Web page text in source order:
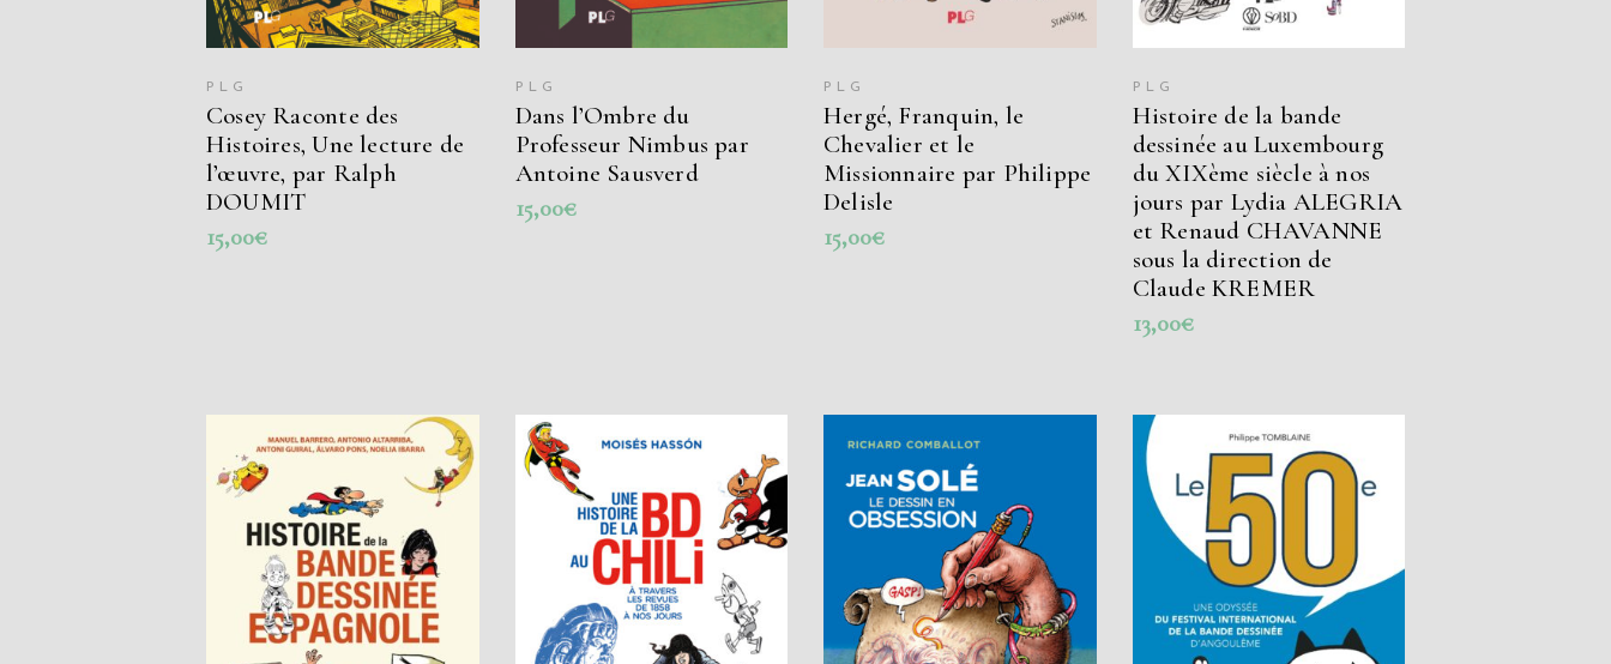
PLG
Cosey Raconte des
Histoires, Une lecture de
l’œuvre, par Ralph
DOUMIT
15,00€
PLG
Dans l’Ombre du
Professeur Nimbus par
Antoine Sausverd
15,00€
PLG
Hergé, Franquin, le
Chevalier et le
Missionnaire par Philippe
Delisle
15,00€
PLG
Histoire de la bande
dessinée au Luxembourg
du XIXème siècle à nos
jours par Lydia ALEGRIA
et Renaud CHAVANNE
sous la direction de
Claude KREMER
13,00€
AJOUTER AU PANIER AJOUTER AU PANIER AJOUTER AU PANIER AJOUTER AU PANIER